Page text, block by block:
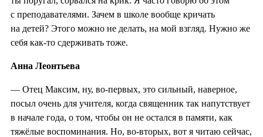
с преподавателями. Зачем в школе вообще кричать
на детей? Этого можно не делать, на мой взгляд. Нужно же
себя как-то сдерживать тоже.
Анна Леонтьева
— Отец Максим, ну, во-первых, это сильный, наверное,
посыл очень для учителя, когда священник так напутствует
в начале года, о том, чтобы он не остался в памяти, как
тяжёлые воспоминания. Но, во-вторых, вот я читаю сейчас,